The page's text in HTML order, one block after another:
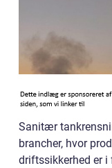
Sanitær
brancher, hvor
driftssikkerhed er i